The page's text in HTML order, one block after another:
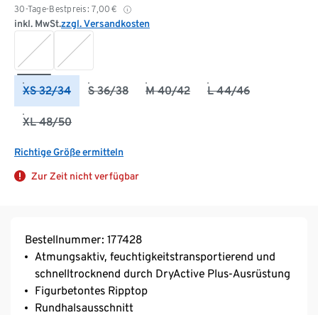
30-Tage-Bestpreis: 7,00 €
inkl. MwSt.zzgl. Versandkosten
XS 32/34 S 36/38 M 40/42 L 44/46
XL 48/50
Richtige Größe ermitteln
Zur Zeit nicht verfügbar
Bestellnummer: 177428
Atmungsaktiv, feuchtigkeitstransportierend und
schnelltrocknend durch DryActive Plus-Ausrüstung
Figurbetontes Ripptop
Rundhalsausschnitt